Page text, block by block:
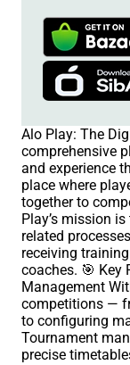
Alo Play: The
comprehensive
and experience
place where
together to
Play’s mission
related
receiving
coaches. 🎯 Key
Management
competitions —
to configuring
Tournament
precise